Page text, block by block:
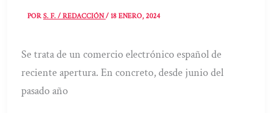
PORS. F. / REDACCIÓN/18 ENERO, 2024
Se trata de un comercio electrónico español de
reciente apertura. En concreto, desde junio del
pasado año